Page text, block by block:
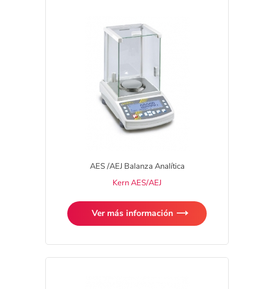
AES /AEJ Balanza Analítica
Kern AES/AEJ
Ver más información